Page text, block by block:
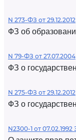
N 273-ФЗ от 29.12.2012
ФЗ об
N 79-ФЗ от 27.07.2004
ФЗ о
N 275-ФЗ от 29.12.2012
ФЗ о
N2300-1 от